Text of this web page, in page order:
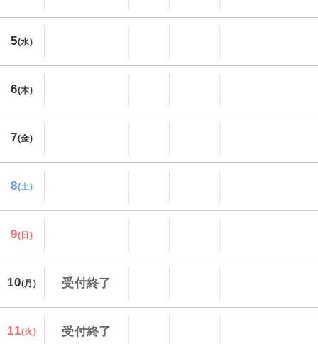
5(水)
6(木)
7(金)
8(土)
9(日)
10(月) 受付終了
11(火) 受付終了